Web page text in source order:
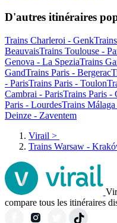
D'autres itinéraires
Trains Charleroi - Genk
BeauvaisTrains Toulouse -
Genova - La SpeziaTrains
GandTrains Paris - Bergerac
- ParisTrains Paris - Toulon
Cambrai - ParisTrains Paris -
Paris - LourdesTrains
Deinze - Zaventem
Virail >
Trains Warsaw -
compare tous les itinéraires